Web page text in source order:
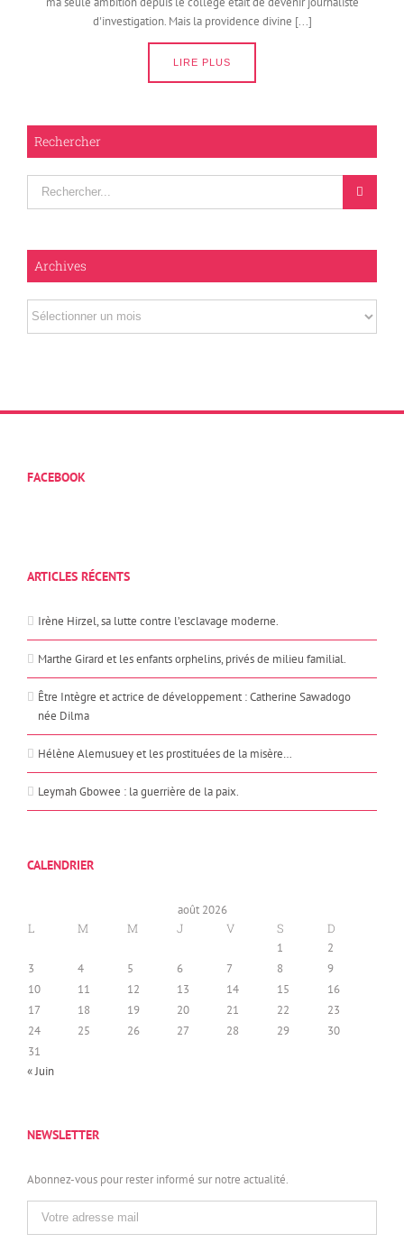
d'investigation. Mais la providence divine [...]
LIRE PLUS
Rechercher
Rechercher
Archives
Archives
FACEBOOK
ARTICLES RÉCENTS
Irène Hirzel, sa lutte contre l’esclavage moderne.
Marthe Girard et les enfants orphelins, privés de milieu familial.
Être Intègre et actrice de développement : Catherine Sawadogo
née Dilma
Hélène Alemusuey et les prostituées de la misère…
Leymah Gbowee : la guerrière de la paix.
CALENDRIER
août 2026
L M M J V S D
1
2
3
4 5 6 7 8
9
10
11 12 13 14 15
16
17
18 19 20 21 22
23
24
25 26 27 28 29
30
31
« Juin
NEWSLETTER
Abonnez-vous pour rester informé sur notre actualité.